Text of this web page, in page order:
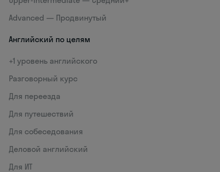
Advanced — Продвинутый
Английский по целям
+1 уровень английского
Разговорный курс
Для переезда
Для путешествий
Для собеседования
Деловой английский
Для ИТ